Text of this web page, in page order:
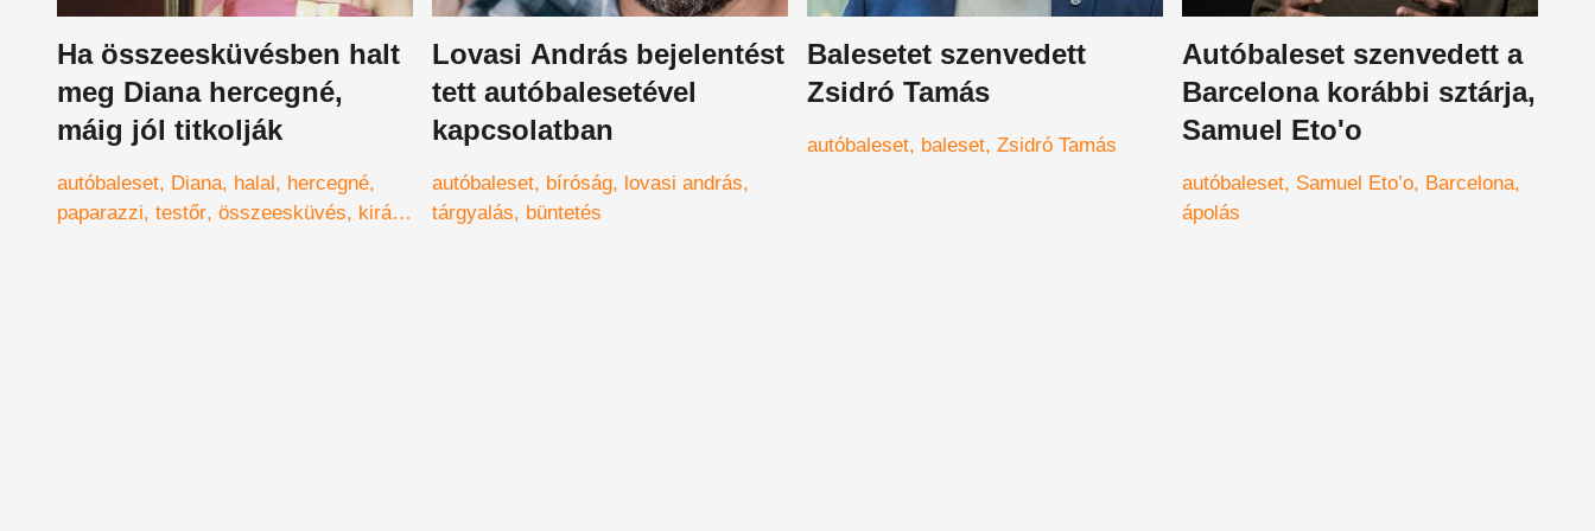
Ha összeesküvésben halt
meg Diana hercegné,
máig jól titkolják
autóbaleset Diana halal
hercegné
paparazzi testőr összeesküvés
királyi
Lovasi András bejelentést
tett autóbalesetével
kapcsolatban
autóbaleset bíróság lovasi andrás
tárgyalás
büntetés
Balesetet szenvedett
Zsidró Tamás
autóbaleset baleset Zsidró Tamás
Autóbaleset szenvedett a
Barcelona korábbi sztárja,
Samuel Eto'o
autóbaleset Samuel Eto’o Barcelona
ápolás